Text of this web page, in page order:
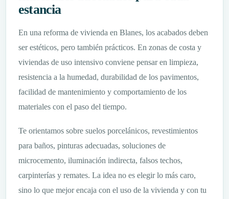
estancia
En una reforma de vivienda en Blanes, los acabados deben
ser estéticos, pero también prácticos. En zonas de costa y
viviendas de uso intensivo conviene pensar en limpieza,
resistencia a la humedad, durabilidad de los pavimentos,
facilidad de mantenimiento y comportamiento de los
materiales con el paso del tiempo.
Te orientamos sobre suelos porcelánicos, revestimientos
para baños, pinturas adecuadas, soluciones de
microcemento, iluminación indirecta, falsos techos,
carpinterías y remates. La idea no es elegir lo más caro,
sino lo que mejor encaja con el uso de la vivienda y con tu